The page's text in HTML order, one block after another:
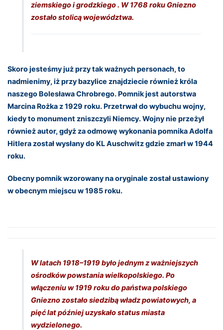
ziemskiego i grodzkiego . W 1768 roku Gniezno
zostało stolicą województwa.
Skoro jesteśmy już przy tak ważnych personach, to
nadmienimy, iż przy bazylice znajdziecie również króla
naszego Bolesława Chrobrego. Pomnik jest autorstwa
Marcina Rożka z 1929 roku. Przetrwał do wybuchu wojny,
kiedy to monument zniszczyli Niemcy. Wojny nie przeżył
również autor, gdyż za odmowę wykonania pomnika Adolfa
Hitlera został wysłany do KL Auschwitz gdzie zmarł w 1944
roku.
Obecny pomnik wzorowany na oryginale został ustawiony
w obecnym miejscu w 1985 roku.
W latach 1918–1919 było jednym z ważniejszych
ośrodków powstania wielkopolskiego. Po
włączeniu w 1919 roku do państwa polskiego
Gniezno zostało siedzibą władz powiatowych, a
pięć lat później uzyskało status miasta
wydzielonego.